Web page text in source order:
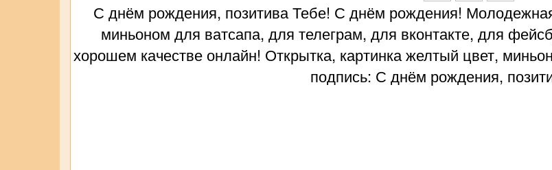
С днём рождения, позитива Тебе! С днём рождения!
миньоном для ватсапа, для телеграм, для вконтакте, для
хорошем качестве онлайн! Открытка, картинка желтый цвет,
подпись: С днём рождения,